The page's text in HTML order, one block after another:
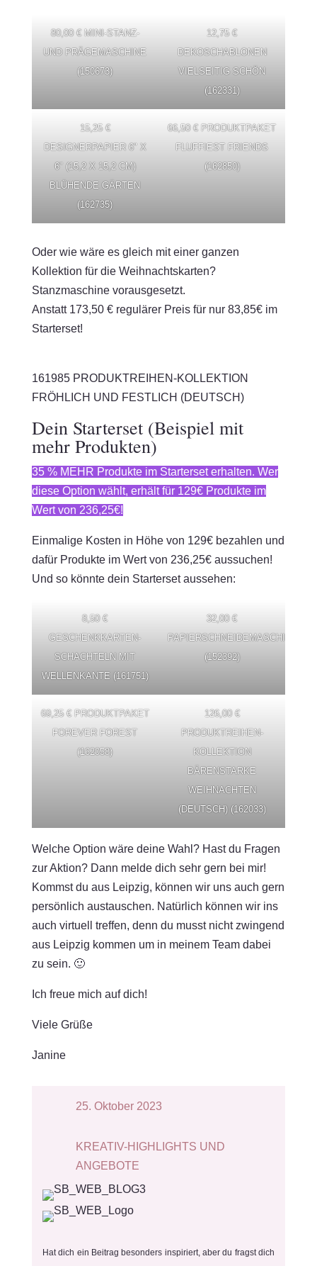
80,00 € MINI-STANZ-
UND PRÄGEMASCHINE
(150673)
12,75 €
DEKOSCHABLONEN
VIELSEITIG SCHÖN
(162331)
15,25 €
DESIGNERPAPIER 6" X
6" (15,2 X 15,2 CM)
BLÜHENDE GÄRTEN
(162735)
66,50 € PRODUKTPAKET
FLUFFIEST FRIENDS
(162850)
Oder wie wäre es gleich mit einer ganzen
Kollektion für die Weihnachtskarten?
Stanzmaschine vorausgesetzt.
Anstatt 173,50 € regulärer Preis für nur 83,85€ im
Starterset!
161985 PRODUKTREIHEN-KOLLEKTION
FRÖHLICH UND FESTLICH (DEUTSCH)
Dein Starterset (Beispiel mit
mehr Produkten)
35 % MEHR Produkte im Starterset erhalten. Wer
diese Option wählt, erhält für 129€ Produkte im
Wert von 236,25€!
Einmalige Kosten in Höhe von 129€ bezahlen und
dafür Produkte im Wert von 236,25€ aussuchen!
Und so könnte dein Starterset aussehen:
8,50 €
GESCHENKKARTEN-
SCHACHTELN MIT
WELLENKANTE (161751)
32,00 €
PAPIERSCHNEIDEMASCHINE
(152392)
69,25 € PRODUKTPAKET
FOREVER FOREST
(162058)
126,00 €
PRODUKTREIHEN-
KOLLEKTION
BÄRENSTARKE
WEIHNACHTEN
(DEUTSCH) (162033)
Welche Option wäre deine Wahl? Hast du Fragen
zur Aktion? Dann melde dich sehr gern bei mir!
Kommst du aus Leipzig, können wir uns auch gern
persönlich austauschen. Natürlich können wir ins
auch virtuell treffen, denn du musst nicht zwingend
aus Leipzig kommen um in meinem Team dabei
zu sein. 🙂
Ich freue mich auf dich!
Viele Grüße
Janine
25. Oktober 2023
KREATIV-HIGHLIGHTS UND
ANGEBOTE
Hat dich ein Beitrag besonders inspiriert, aber du fragst dich